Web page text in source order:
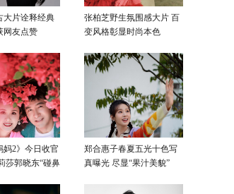
大片诠释经典
网友点赞
张柏芝野生氛围感大片 百
变风格彰显时尚本色
妈2》今日收官
莎郭晓东“碰鼻
郑合惠子春夏五光十色写
真曝光 尽显“果汁美貌”